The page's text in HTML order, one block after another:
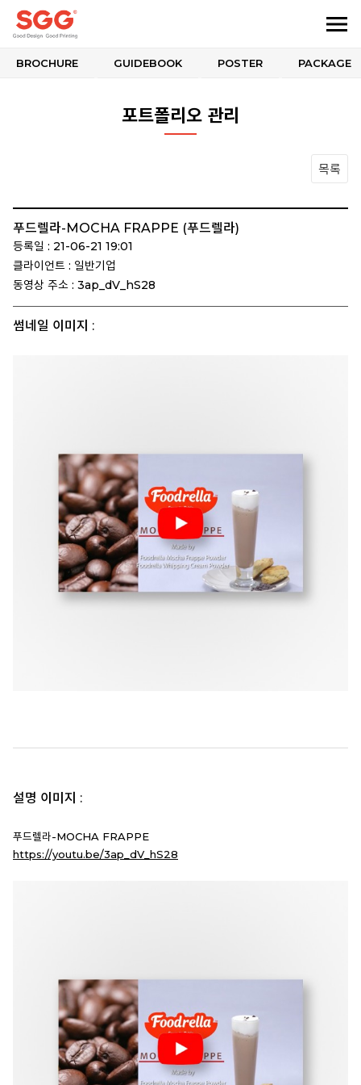
BROCHURE GUIDEBOOK POSTER PACKAGE
포트폴리오 관리
목록
푸드렐라-MOCHA FRAPPE (푸드렐라)
등록일 : 21-06-21 19:01
클라이언트 : 일반기업
동영상 주소 : 3ap_dV_hS28
썸네일 이미지 :
설명 이미지 :
푸드렐라-MOCHA FRAPPE
https://youtu.be/3ap_dV_hS28